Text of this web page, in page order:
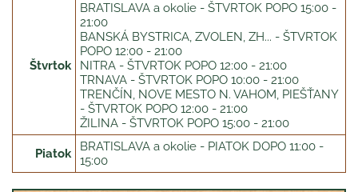
Štvrtok
BRATISLAVA a okolie - ŠTVRTOK POPO 15:00 -
21:00
BANSKÁ BYSTRICA, ZVOLEN, ZH... - ŠTVRTOK
POPO 12:00 - 21:00
NITRA - ŠTVRTOK POPO 12:00 - 21:00
TRNAVA - ŠTVRTOK POPO 10:00 - 21:00
TRENČÍN, NOVE MESTO N. VAHOM, PIEŠŤANY
- ŠTVRTOK POPO 12:00 - 21:00
ŽILINA - ŠTVRTOK POPO 15:00 - 21:00
Piatok
BRATISLAVA a okolie - PIATOK DOPO 11:00 -
15:00